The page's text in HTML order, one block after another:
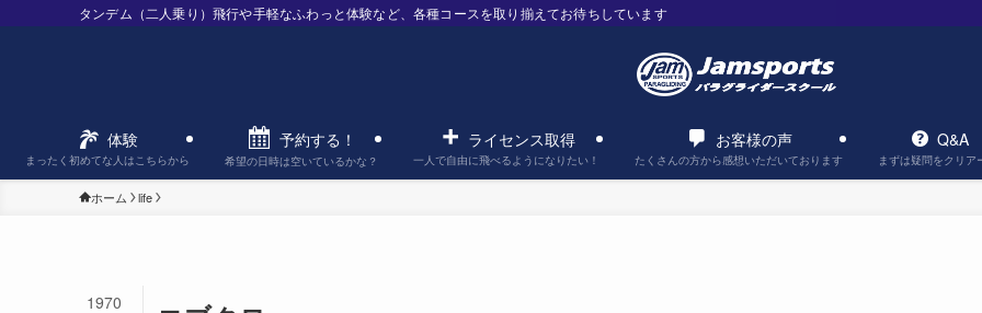
タンデム（二人乗り）飛行や手軽なふわっと体験など、各種コースを取り揃えてお待ちしています
体験
まったく初めてな人はこちらから
予約する！
希望の日時は空いているかな？
ライセンス取得
一人で自由に飛べるようになりたい！
お客様の声
たくさんの方から感想いただいております
Q&A
まずは疑問をクリア
ホーム life
1970